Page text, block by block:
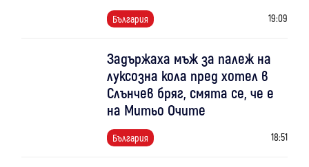
България 19:09
Задържаха мъж за палеж на
луксозна кола пред хотел в
Слънчев бряг, смята се, че е
на Митьо Очите
България 18:51